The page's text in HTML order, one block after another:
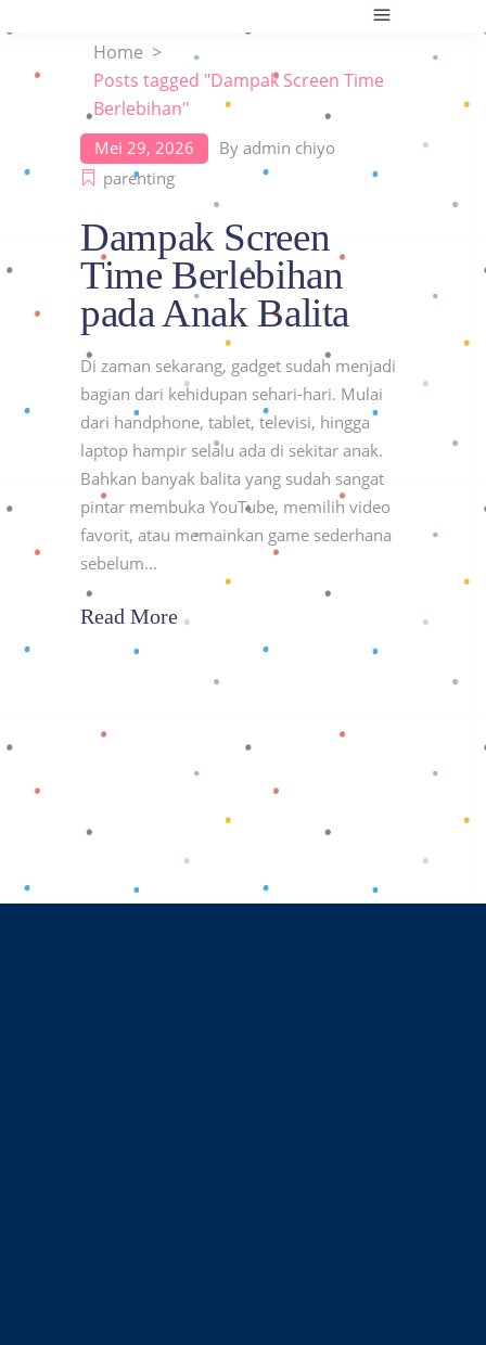
Home >
Posts tagged "Dampak Screen Time
Berlebihan"
Mei 29, 2026 By admin chiyo
parenting
Dampak Screen
Time Berlebihan
pada Anak Balita
Di zaman sekarang, gadget sudah menjadi
bagian dari kehidupan sehari-hari. Mulai
dari handphone, tablet, televisi, hingga
laptop hampir selalu ada di sekitar anak.
Bahkan banyak balita yang sudah sangat
pintar membuka YouTube, memilih video
favorit, atau memainkan game sederhana
sebelum
Read More